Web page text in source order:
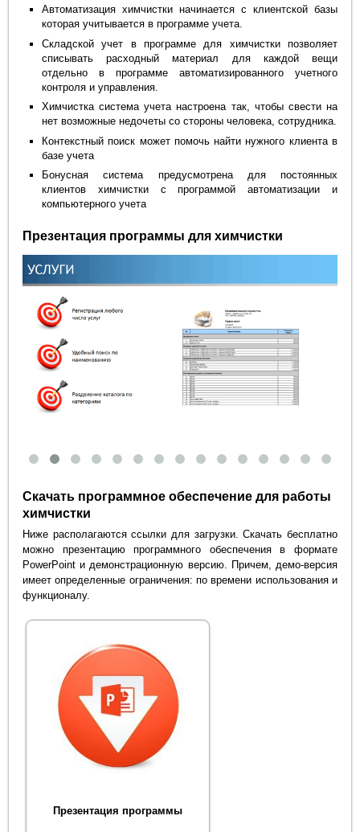
Автоматизация химчистки начинается с клиентской базы
которая учитывается в программе учета.
Складской учет в программе для химчистки позволяет
списывать расходный материал для каждой вещи
отдельно в программе автоматизированного учетного
контроля и управления.
Химчистка система учета настроена так, чтобы свести на
нет возможные недочеты со стороны человека, сотрудника.
Контекстный поиск может помочь найти нужного клиента в
базе учета
Бонусная система предусмотрена для постоянных
клиентов химчистки с программой автоматизации и
компьютерного учета
Презентация программы для химчистки
Скачать программное обеспечение для работы
химчистки
Ниже располагаются ссылки для загрузки. Скачать бесплатно
можно презентацию программного обеспечения в формате
PowerPoint и демонстрационную версию. Причем, демо-версия
имеет определенные ограничения: по времени использования и
функционалу.
Презентация программы